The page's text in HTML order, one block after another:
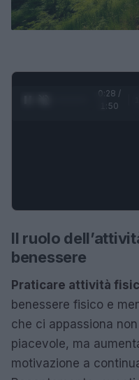
0:29 /
1:50
Il ruolo
benessere
Praticare attività
benessere fisico e
che ci appassiona
piacevole, ma
motivazione a